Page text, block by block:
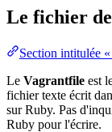
Le fichier
Section intitulée
Le Vagrantfile est
fichier texte écrit
sur Ruby. Pas
Ruby pour l'écrire.